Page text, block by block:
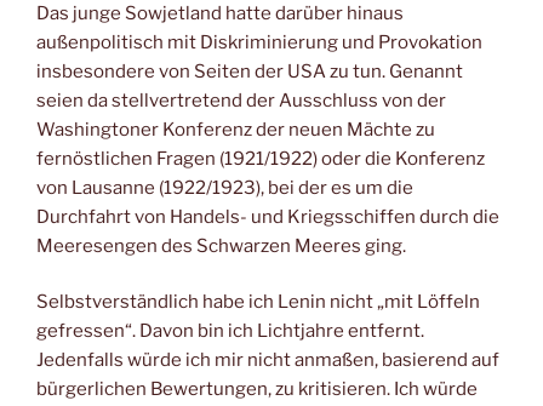
Das junge Sowjetland hatte darüber hinaus
außenpolitisch mit Diskriminierung und Provokation
insbesondere von Seiten der USA zu tun. Genannt
seien da stellvertretend der Ausschluss von der
Washingtoner Konferenz der neuen Mächte zu
fernöstlichen Fragen (1921/1922) oder die Konferenz
von Lausanne (1922/1923), bei der es um die
Durchfahrt von Handels- und Kriegsschiffen durch die
Meeresengen des Schwarzen Meeres ging.
Selbstverständlich habe ich Lenin nicht „mit Löffeln
gefressen“. Davon bin ich Lichtjahre entfernt.
Jedenfalls würde ich mir nicht anmaßen, basierend auf
bürgerlichen Bewertungen, zu kritisieren. Ich würde